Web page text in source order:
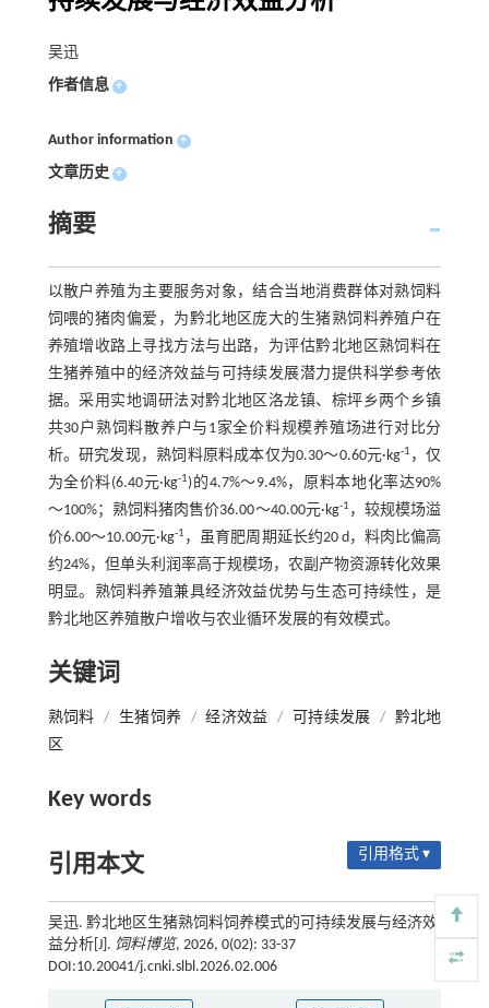
吴迅
作者信息 +
Author information +
文章历史 +
摘要
以散户养殖为主要服务对象，结合当地消费群体对熟饲料
饲喂的猪肉偏爱，为黔北地区庞大的生猪熟饲料养殖户在
养殖增收路上寻找方法与出路，为评估黔北地区熟饲料在
生猪养殖中的经济效益与可持续发展潜力提供科学参考依
据。采用实地调研法对黔北地区洛龙镇、棕坪乡两个乡镇
共30户熟饲料散养户与1家全价料规模养殖场进行对比分
析。研究发现，熟饲料原料成本仅为0.30～0.60元·kg-1 ，仅
为全价料(6.40元·kg-1)的4.7%～9.4%，原料本地化率达90%
～100%；熟饲料猪肉售价36.00～40.00元·kg-1 ，较规模场溢
价6.00～10.00元·kg-1 ，虽育肥周期延长约20 d，料肉比偏高
约24%，但单头利润率高于规模场，农副产物资源转化效果
明显。熟饲料养殖兼具经济效益优势与生态可持续性，是
黔北地区养殖散户增收与农业循环发展的有效模式。
关键词
熟饲料 / 生猪饲养 / 经济效益 / 可持续发展 / 黔北地
区
Key words
引用本文 引用格式 ▾
吴迅. 黔北地区生猪熟饲料饲养模式的可持续发展与经济效
益分析[J]. 饲料博览, 2026, 0(02): 33-37
DOI:10.20041/j.cnki.slbl.2026.02.006